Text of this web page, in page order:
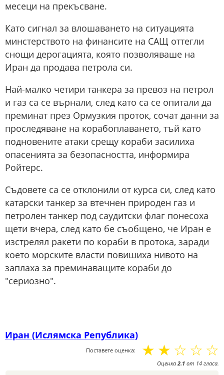
месеци на прекъсване.
Като сигнал за влошаването на ситуацията
минстерството на финансите на САЩ оттегли
снощи дерогацията, която позволяваше на
Иран да продава петрола си.
Най-малко четири танкера за превоз на петрол
и газ са се върнали, след като са се опитали да
преминат през Ормузкия проток, сочат данни за
проследяване на корабоплаването, тъй като
подновените атаки срещу кораби засилиха
опасенията за безопасността, информира
Ройтерс.
Съдовете са се отклонили от курса си, след като
катарски танкер за втечнен природен газ и
петролен танкер под саудитски флаг понесоха
щети вчера, след като бе съобщено, че Иран е
изстрелял ракети по кораби в протока, заради
което морските власти повишиха нивото на
заплаха за преминаващите кораби до
"сериозно".
Иран (Ислямска Република)
Поставете оценка: ☆
☆
☆
☆
☆
Оценка2.1 от 14 гласа.